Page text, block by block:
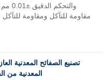
مقاومة للتآكل ومقاومة للتآكل
تصنيع الصفائح المعدنية
المعدنية من